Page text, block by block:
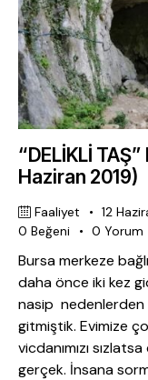
“DELİKLİ
Haziran 2019)
Faaliyet 12
0 Beğeni 0 Yorum
Bursa merkeze
daha önce iki kez
nasip nedenlerden
gitmiştik. Evimize
vicdanımızı
gerçek. İnsana